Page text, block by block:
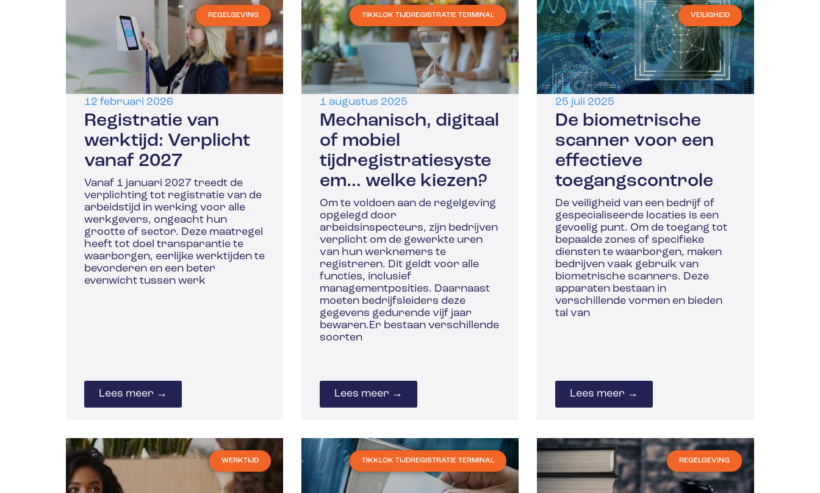
REGELGEVING
12 februari 2026
Registratie van
werktijd: Verplicht
vanaf 2027
Vanaf 1 januari 2027 treedt de
verplichting tot registratie van de
arbeidstijd in werking voor alle
werkgevers, ongeacht hun
grootte of sector. Deze maatregel
heeft tot doel transparantie te
waarborgen, eerlijke werktijden te
bevorderen en een beter
evenwicht tussen werk
Lees meer →
TIKKLOK TIJDREGISTRATIE TERMINAL
1 augustus 2025
Mechanisch, digitaal
of mobiel
tijdregistratiesyste
em… welke kiezen?
Om te voldoen aan de regelgeving
opgelegd door
arbeidsinspecteurs, zijn bedrijven
verplicht om de gewerkte uren
van hun werknemers te
registreren. Dit geldt voor alle
functies, inclusief
managementposities. Daarnaast
moeten bedrijfsleiders deze
gegevens gedurende vijf jaar
bewaren.Er bestaan verschillende
soorten
Lees meer →
VEILIGHEID
25 juli 2025
De biometrische
scanner voor een
effectieve
toegangscontrole
De veiligheid van een bedrijf of
gespecialiseerde locaties is een
gevoelig punt. Om de toegang tot
bepaalde zones of specifieke
diensten te waarborgen, maken
bedrijven vaak gebruik van
biometrische scanners. Deze
apparaten bestaan in
verschillende vormen en bieden
tal van
Lees meer →
WERKTIJD TIKKLOK TIJDREGISTRATIE TERMINAL REGELGEVING